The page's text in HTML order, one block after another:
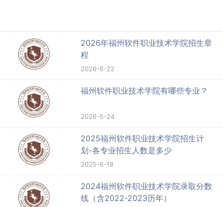
2026年福州软件职业技术学院招生章
程
2026-6-22
福州软件职业技术学院有哪些专业？
2026-5-24
2025福州软件职业技术学院招生计
划-各专业招生人数是多少
2025-6-18
2024福州软件职业技术学院录取分数
线（含2022-2023历年）